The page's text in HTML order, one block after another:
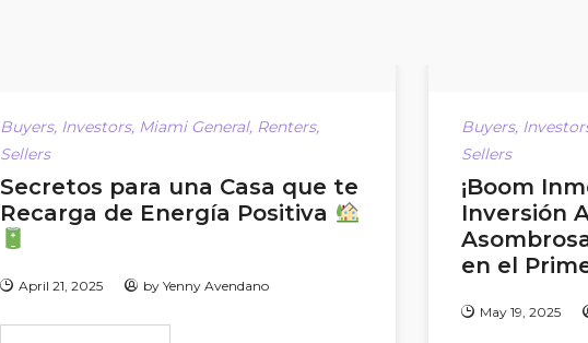
Buyers, Investors, Miami General, Renters,
Sellers
Secretos para una Casa que te
Recarga de Energía Positiva
April 21, 2025 byYenny Avendano
Buyers,
Sellers
¡Boom
Inversión
en el
May 19, 2025